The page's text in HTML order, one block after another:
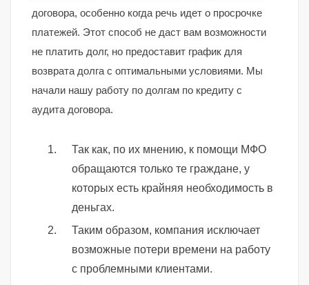
договора, особенно когда речь идет о просрочке
платежей. Этот способ не даст вам возможности
не платить долг, но предоставит график для
возврата долга с оптимальными условиями. Мы
начали нашу работу по долгам по кредиту с
аудита договора.
Так как, по их мнению, к помощи МФО
обращаются только те граждане, у
которых есть крайняя необходимость в
деньгах.
Таким образом, компания исключает
возможные потери времени на работу
с проблемными клиентами.